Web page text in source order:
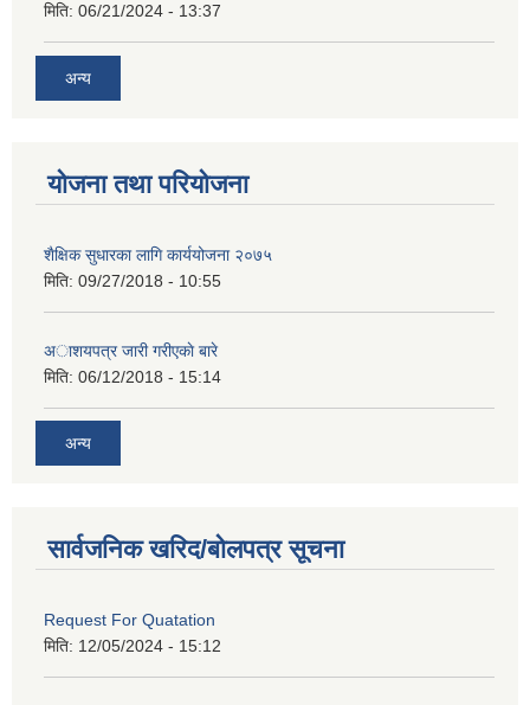
मिति: 06/21/2024 - 13:37
अन्य
योजना तथा परियोजना
शैक्षिक सुधारका लागि कार्ययोजना २०७५
मिति: 09/27/2018 - 10:55
अाशयपत्र जारी गरीएकाे बारे
मिति: 06/12/2018 - 15:14
अन्य
सार्वजनिक खरिद/बोलपत्र सूचना
Request For Quatation
मिति: 12/05/2024 - 15:12